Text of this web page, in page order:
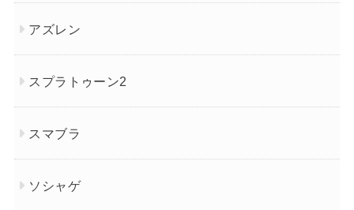
アズレン
スプラトゥーン2
スマブラ
ソシャゲ